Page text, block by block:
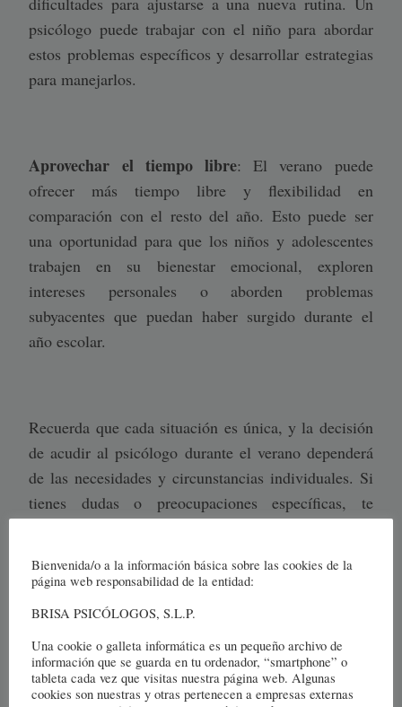
psicólogo puede trabajar con el niño para abordar
estos problemas específicos y desarrollar estrategias
para manejarlos.
Aprovechar el tiempo libre: El verano puede
ofrecer más tiempo libre y flexibilidad en
comparación con el resto del año. Esto puede ser
una oportunidad para que los niños y adolescentes
trabajen en su bienestar emocional, exploren
intereses personales o aborden problemas
subyacentes que puedan haber surgido durante el
año escolar.
Recuerda que cada situación es única, y la decisión
de acudir al psicólogo durante el verano dependerá
de las necesidades y circunstancias individuales. Si
tienes dudas o preocupaciones específicas, te
tomar la mejor decisión en función de las
necesidades de cada uno.
Y recuerda que ir al psicólogo, no implica
Bienvenida/o a la información básica sobre las cookies de la
página web responsabilidad de la entidad:
BRISA PSICÓLOGOS, S.L.P.
Una cookie o galleta informática es un pequeño archivo de
información que se guarda en tu ordenador, “smartphone” o
tableta cada vez que visitas nuestra página web. Algunas
cookies son nuestras y otras pertenecen a empresas externas